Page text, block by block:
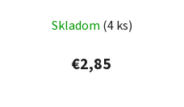
Skladom (4 ks)
€2,85